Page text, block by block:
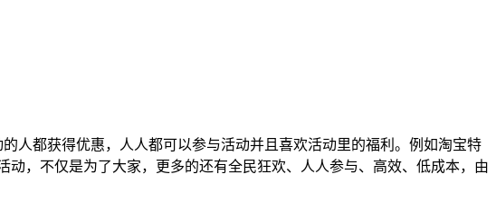
人都获得优惠，人人都可以参与活动并且喜欢活动里的福利。例如淘宝特
，不仅是为了大家，更多的还有全民狂欢、人人参与、高效、低成本，由